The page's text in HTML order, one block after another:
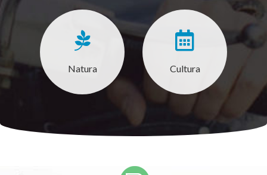
Natura Cultura